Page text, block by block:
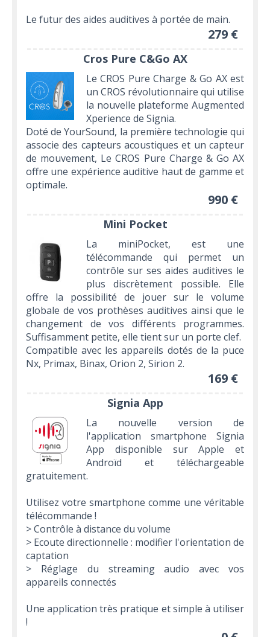
Le futur des aides auditives à portée de main.
279 €
Cros Pure C&Go AX
Le CROS Pure Charge & Go AX est
un CROS révolutionnaire qui utilise
la nouvelle plateforme Augmented
Xperience de Signia.
Doté de YourSound, la première technologie qui
associe des capteurs acoustiques et un capteur
de mouvement, Le CROS Pure Charge & Go AX
offre une expérience auditive haut de gamme et
optimale.
990 €
Mini Pocket
La miniPocket, est une
télécommande qui permet un
contrôle sur ses aides auditives le
plus discrètement possible. Elle
offre la possibilité de jouer sur le volume
globale de vos prothèses auditives ainsi que le
changement de vos différents programmes.
Suffisamment petite, elle tient sur un porte clef.
Compatible avec les appareils dotés de la puce
Nx, Primax, Binax, Orion 2, Sirion 2.
169 €
Signia App
La nouvelle version de
l'application smartphone Signia
App disponible sur Apple et
Androïd et téléchargeable
gratuitement.
Utilisez votre smartphone comme une véritable
télécommande !
> Contrôle à distance du volume
> Ecoute directionnelle : modifier l'orientation de
captation
> Réglage du streaming audio avec vos
appareils connectés
Une application très pratique et simple à utiliser
!